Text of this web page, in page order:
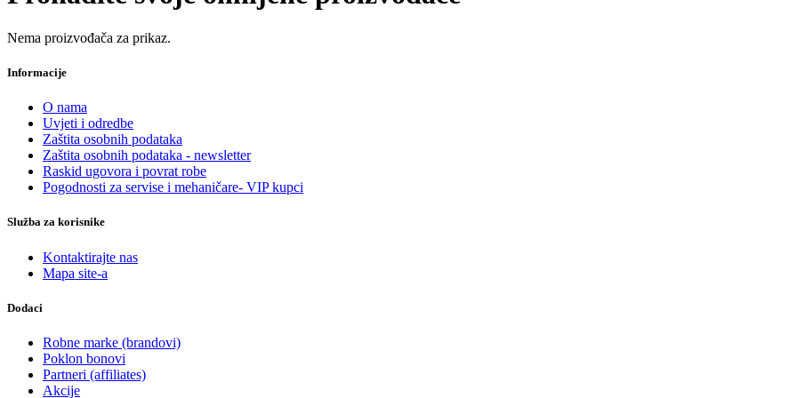
Nema proizvođača za prikaz.
Informacije
O nama
Uvjeti i odredbe
Zaštita osobnih podataka
Zaštita osobnih podataka - newsletter
Raskid ugovora i povrat robe
Pogodnosti za servise i mehaničare- VIP kupci
Služba za korisnike
Kontaktirajte nas
Mapa site-a
Dodaci
Robne marke (brandovi)
Poklon bonovi
Partneri (affiliates)
Akcije